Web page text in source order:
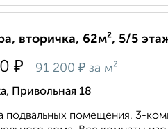
вторичка, 62м², 5/5
₽ 91 200 ₽ за м²
Привольная 18
подвальных помещения. 3-